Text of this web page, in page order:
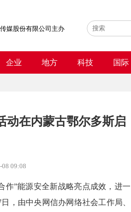
媒股份有限公司主办
企业 地方 科技 国际
动在内蒙古鄂尔多斯启
08 09:08
”能源安全新战略亮点成效，进一
，由中央网信办网络社会工作局、